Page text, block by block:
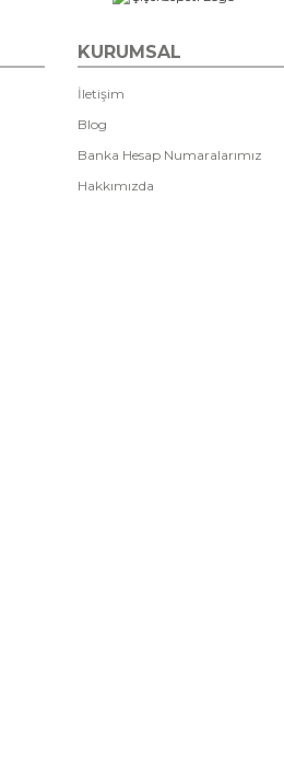
KURUMSAL
İletişim
Blog
Banka Hesap Numaralarımız
Hakkımızda